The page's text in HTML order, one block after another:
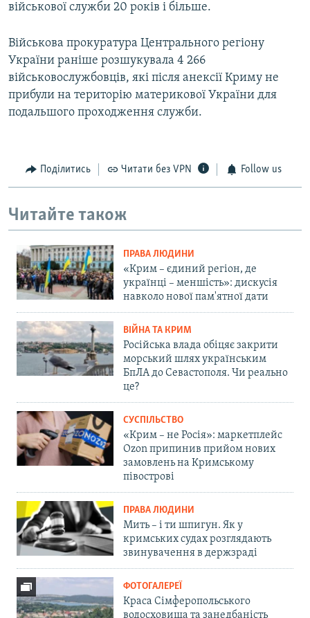
військової служби 20 років і більше.
Військова прокуратура Центрального регіону
України раніше розшукувала 4 266
військовослужбовців, які після анексії Криму не
прибули на територію материкової України для
подальшого проходження служби.
Поділитись Читати без VPN Follow us
Читайте також
ПРАВА ЛЮДИНИ
«Крим – єдиний регіон, де
українці – меншість»: дискусія
навколо нової пам'ятної дати
ВІЙНА ТА КРИМ
Російська влада обіцяє закрити
морський шлях українським
БпЛА до Севастополя. Чи реально
це?
СУСПІЛЬСТВО
«Крим – не Росія»: маркетплейс
Ozon припинив прийом нових
замовлень на Кримському
півострові
ПРАВА ЛЮДИНИ
Мить – і ти шпигун. Як у
кримських судах розглядають
звинувачення в держзраді
ФОТОГАЛЕРЕЇ
Краса Сімферопольського
водосховища та занедбаність